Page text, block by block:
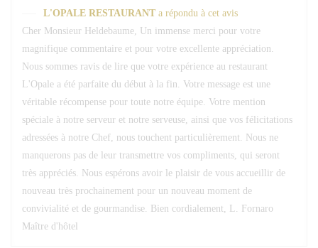
L'OPALE RESTAURANT a répondu à cet avis
Cher Monsieur Heldebaume, Un immense merci pour votre
magnifique commentaire et pour votre excellente appréciation.
Nous sommes ravis de lire que votre expérience au restaurant
L'Opale a été parfaite du début à la fin. Votre message est une
véritable récompense pour toute notre équipe. Votre mention
spéciale à notre serveur et notre serveuse, ainsi que vos félicitations
adressées à notre Chef, nous touchent particulièrement. Nous ne
manquerons pas de leur transmettre vos compliments, qui seront
très appréciés. Nous espérons avoir le plaisir de vous accueillir de
nouveau très prochainement pour un nouveau moment de
convivialité et de gourmandise. Bien cordialement, L. Fornaro
Maître d'hôtel